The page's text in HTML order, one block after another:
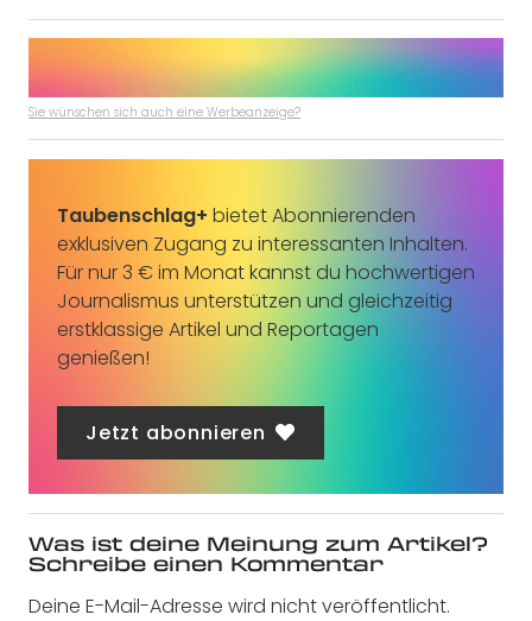
Sie wünschen sich auch eine Werbeanzeige?
Taubenschlag+ bietet Abonnierenden
exklusiven Zugang zu interessanten Inhalten.
Für nur 3 € im Monat kannst du hochwertigen
Journalismus unterstützen und gleichzeitig
erstklassige Artikel und Reportagen
genießen!
Jetzt abonnieren
Was ist deine Meinung zum Artikel?
Schreibe einen Kommentar
Deine E-Mail-Adresse wird nicht veröffentlicht.